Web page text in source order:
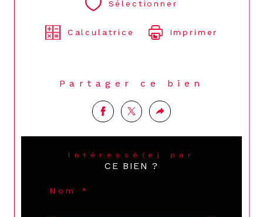
Sélectionner
Calculatrice Imprimer
Partager ce bien
Intéressé(e) par
CE BIEN ?
Nom *